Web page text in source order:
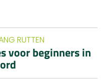
RUTTEN
voor beginners in